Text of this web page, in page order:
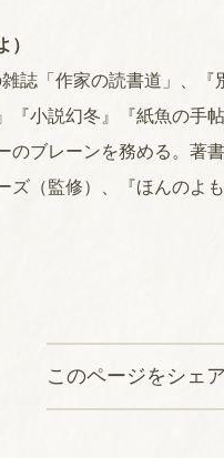
誌「作家の読書道」、
『小説幻冬』『紙魚の手
のブレーンを務める。著
ズ（監修）、『ほんのよ
このページをシェ